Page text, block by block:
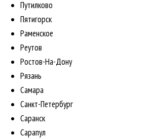
Путилково
Пятигорск
Раменское
Реутов
Ростов-На-Дону
Рязань
Самара
Санкт-Петербург
Саранск
Сарапул